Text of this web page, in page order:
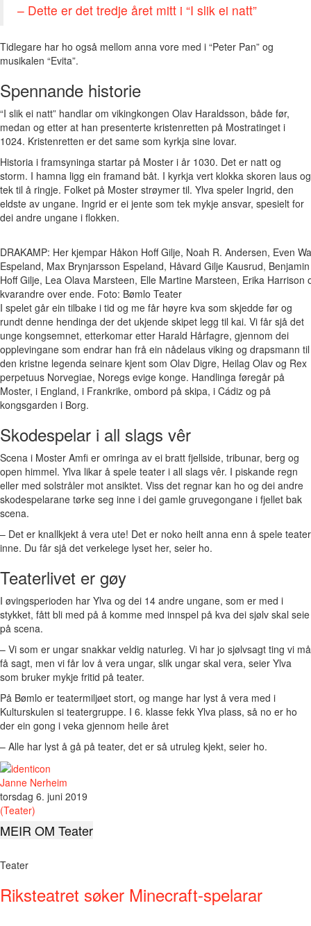
– Dette er det tredje året mitt i “I slik ei natt”
Tidlegare har ho også mellom anna vore med i “Peter Pan” og
musikalen “Evita”.
Spennande historie
“I slik ei natt” handlar om vikingkongen Olav Haraldsson, både før,
medan og etter at han presenterte kristenretten på Mostratinget i
1024. Kristenretten er det same som kyrkja sine lovar.
Historia i framsyninga startar på Moster i år 1030. Det er natt og
storm. I hamna ligg ein framand båt. I kyrkja vert klokka skoren laus og
tek til å ringje. Folket på Moster strøymer til. Ylva speler Ingrid, den
eldste av ungane. Ingrid er ei jente som tek mykje ansvar, spesielt for
dei andre ungane i flokken.
DRAKAMP: Her kjempar Håkon Hoff Gilje, Noah R. Andersen, Even
Espeland, Max Brynjarsson Espeland, Håvard Gilje Kausrud,
Hoff Gilje, Lea Olava Marsteen, Elle Martine Marsteen, Erika Harrison
kvarandre over ende. Foto: Bømlo Teater
I spelet går ein tilbake i tid og me får høyre kva som skjedde før og
rundt denne hendinga der det ukjende skipet legg til kai. Vi får sjå det
unge kongsemnet, etterkomar etter Harald Hårfagre, gjennom dei
opplevingane som endrar han frå ein nådelaus viking og drapsmann til
den kristne legenda seinare kjent som Olav Digre, Heilag Olav og Rex
perpetuus Norvegiae, Noregs evige konge. Handlinga føregår på
Moster, i England, i Frankrike, ombord på skipa, i Cádiz og på
kongsgarden i Borg.
Skodespelar i all slags vêr
Scena i Moster Amfi er omringa av ei bratt fjellside, tribunar, berg og
open himmel. Ylva likar å spele teater i all slags vêr. I piskande regn
eller med solstråler mot ansiktet. Viss det regnar kan ho og dei andre
skodespelarane tørke seg inne i dei gamle gruvegongane i fjellet bak
scena.
– Det er knallkjekt å vera ute! Det er noko heilt anna enn å spele teater
inne. Du får sjå det verkelege lyset her, seier ho.
Teaterlivet er gøy
I øvingsperioden har Ylva og dei 14 andre ungane, som er med i
stykket, fått bli med på å komme med innspel på kva dei sjølv skal seie
på scena.
– Vi som er ungar snakkar veldig naturleg. Vi har jo sjølvsagt ting vi må
få sagt, men vi får lov å vera ungar, slik ungar skal vera, seier Ylva
som bruker mykje fritid på teater.
På Bømlo er teatermiljøet stort, og mange har lyst å vera med i
Kulturskulen si teatergruppe. I 6. klasse fekk Ylva plass, så no er ho
der ein gong i veka gjennom heile året
– Alle har lyst å gå på teater, det er så utruleg kjekt, seier ho.
Janne Nerheim
torsdag 6. juni 2019
(Teater)
MEIR OM Teater
Teater
Riksteatret søker Minecraft-spelarar